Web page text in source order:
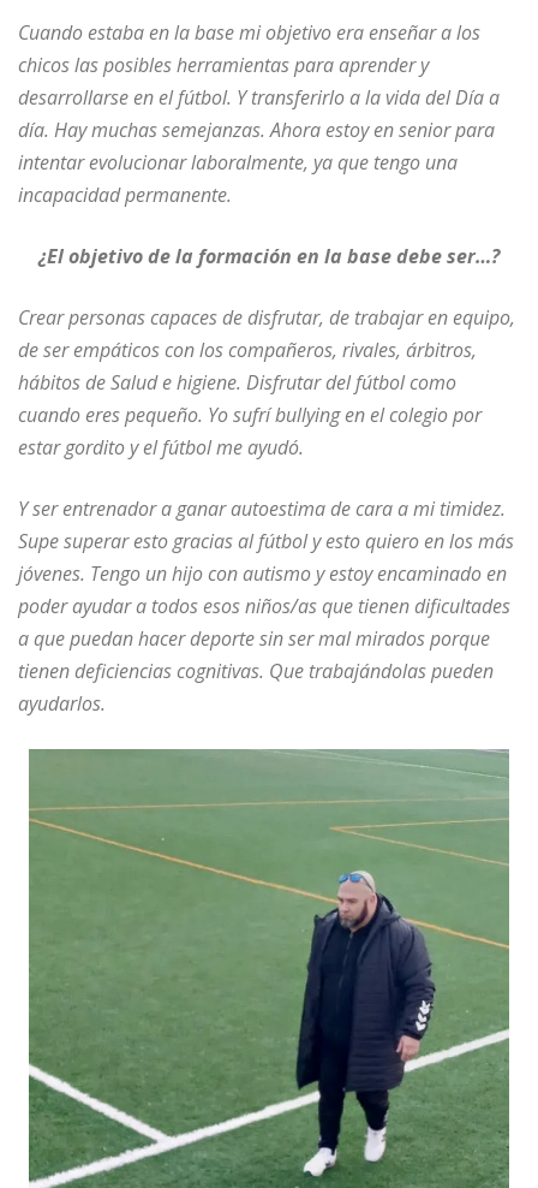
Cuando estaba en la base mi objetivo era enseñar a los
chicos las posibles herramientas para aprender y
desarrollarse en el fútbol. Y transferirlo a la vida del Día a
día. Hay muchas semejanzas. Ahora estoy en senior para
intentar evolucionar laboralmente, ya que tengo una
incapacidad permanente.
¿El objetivo de la formación en la base debe ser…?
Crear personas capaces de disfrutar, de trabajar en equipo,
de ser empáticos con los compañeros, rivales, árbitros,
hábitos de Salud e higiene. Disfrutar del fútbol como
cuando eres pequeño. Yo sufrí bullying en el colegio por
estar gordito y el fútbol me ayudó.
Y ser entrenador a ganar autoestima de cara a mi timidez.
Supe superar esto gracias al fútbol y esto quiero en los más
jóvenes. Tengo un hijo con autismo y estoy encaminado en
poder ayudar a todos esos niños/as que tienen dificultades
a que puedan hacer deporte sin ser mal mirados porque
tienen deficiencias cognitivas. Que trabajándolas pueden
ayudarlos.